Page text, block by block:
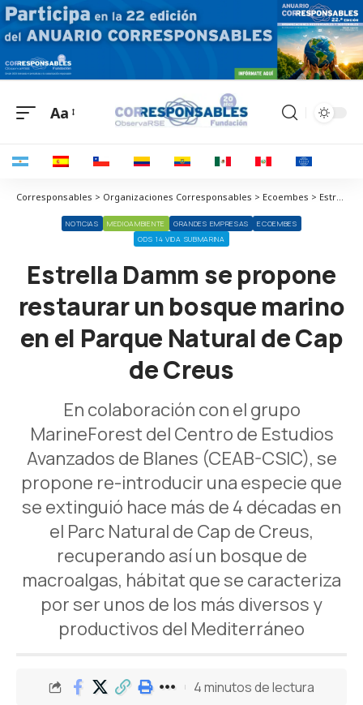
Aa
Corresponsables > Organizaciones Corresponsables > Ecoembes > Estrella Damm se propone restaurar un bosque marino en el Parque Natural de Cap de Creus
NOTICIAS MEDIOAMBIENTE GRANDES EMPRESAS
ECOEMBES
ODS 14 VIDA SUBMARINA
Estrella Damm se propone
restaurar un bosque marino
en el Parque Natural de Cap
de Creus
En colaboración con el grupo
MarineForest del Centro de Estudios
Avanzados de Blanes (CEAB-CSIC), se
propone re-introducir una especie que
se extinguió hace más de 4 décadas en
el Parc Natural de Cap de Creus,
recuperando así un bosque de
macroalgas, hábitat que se caracteriza
por ser unos de los más diversos y
productivos del Mediterráneo
4 minutos de lectura